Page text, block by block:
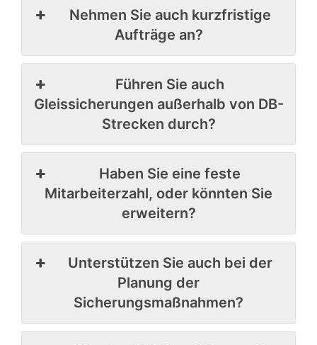
Nehmen Sie auch kurzfristige
Aufträge an?
Führen Sie auch
Gleissicherungen außerhalb von DB-
Strecken durch?
Haben Sie eine feste
Mitarbeiterzahl, oder könnten Sie
erweitern?
Unterstützen Sie auch bei der
Planung der
Sicherungsmaßnahmen?